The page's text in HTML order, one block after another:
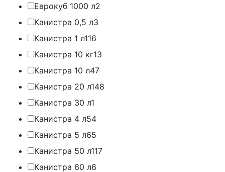
Еврокуб 1000 л2
Канистра 0,5 л3
Канистра 1 л116
Канистра 10 кг13
Канистра 10 л47
Канистра 20 л148
Канистра 30 л1
Канистра 4 л54
Канистра 5 л65
Канистра 50 л117
Канистра 60 л6